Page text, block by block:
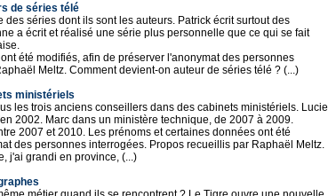
de séries télé
séries dont ils sont les auteurs. Patrick écrit surtout des
a écrit et réalisé une série plus personnelle que ce qui se fait
été modifiés, afin de préserver l'anonymat des personnes
Meltz. Comment devient-on auteur de séries télé ? (...)
ministériels
les trois anciens conseillers dans des cabinets ministériels. Lucie
2002. Marc dans un ministère technique, de 2007 à 2009.
2007 et 2010. Les prénoms et certaines données ont été
des personnes interrogées. Propos recueillis par Raphaël Meltz.
j'ai grandi en province, (...)